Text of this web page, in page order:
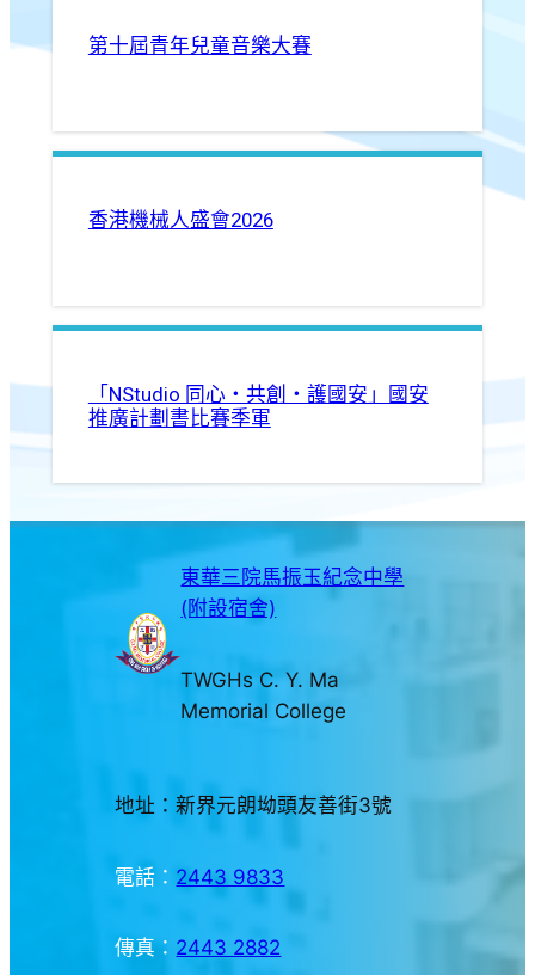
第十屆青年兒童音樂大賽
香港機械人盛會2026
「NStudio 同心・共創・護國安」國安
推廣計劃書比賽季軍
東華三院馬振玉紀念中學
(附設宿舍)
TWGHs C. Y. Ma
Memorial College
地址：新界元朗坳頭友善街3號
電話： 2443 9833
傳真： 2443 2882